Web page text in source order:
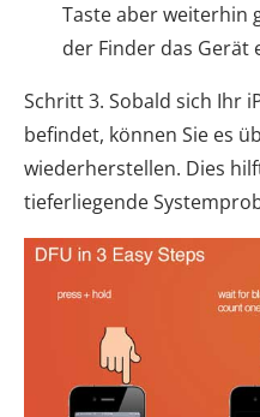
Taste aber weiterhin
der Finder das Gerät
Schritt 3. Sobald sich Ihr
befindet, können Sie es
wiederherstellen. Dies
tieferliegende